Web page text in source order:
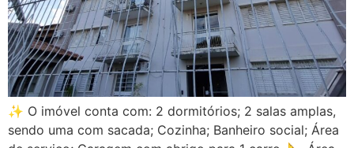
✨ O imóvel conta com: 2 dormitórios; 2 salas amplas,
sendo uma com sacada; Cozinha; Banheiro social; Área